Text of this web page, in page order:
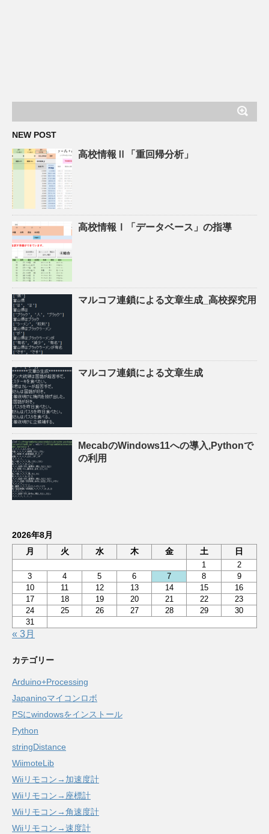
NEW POST
高校情報Ⅱ「重回帰分析」
高校情報Ⅰ「データベース」の指導
マルコフ連鎖による文章生成_高校探究用
マルコフ連鎖による文章生成
MecabのWindows11への導入,Pythonで
の利用
2026年8月
月
火 水 木 金 土 日
1
2
3
4 5 6 7 8
9
10
11 12 13 14 15
16
17
18 19 20 21 22
23
24
25 26 27 28 29
30
31
« 3月
カテゴリー
Arduino+Processing
Japaninoマイコンロボ
PSにwindowsをインストール
Python
stringDistance
WiimoteLib
Wiiリモコン→加速度計
Wiiリモコン→座標計
Wiiリモコン→角速度計
Wiiリモコン→速度計